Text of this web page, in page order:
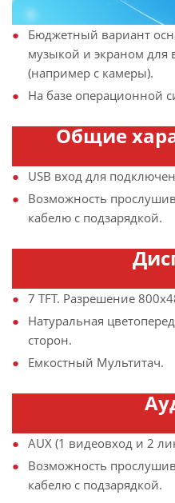
Бюджетный вариант
музыкой и экраном для
(например с камеры).
На базе операционной
Общие
USB вход для
Возможность
кабелю с подзарядкой.
7 TFT. Разрешение
Натуральная
сторон.
Емкостный Мультитач.
AUX (1 видеовход и 2
Возможность
кабелю с подзарядкой.